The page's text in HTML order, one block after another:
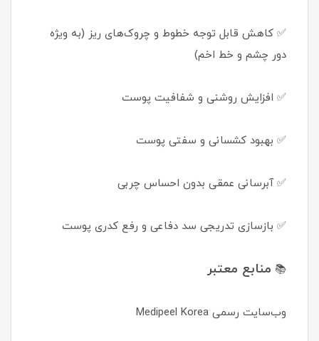
✅ کاهش قابل توجه خطوط و چروک‌های ریز (به ویژه
دور چشم و خط اخم)
✅ افزایش روشنی و شفافیت پوست
✅ بهبود کشسانی و سفتی پوست
✅ آبرسانی عمقی بدون احساس چربی
✅ بازسازی تدریجی سد دفاعی و رفع کدری پوست
📚 منابع معتبر
وب‌سایت رسمی Medipeel Korea